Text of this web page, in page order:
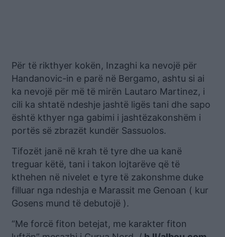
Për të rikthyer kokën, Inzaghi ka nevojë për
Handanovic-in e parë në Bergamo, ashtu si ai
ka nevojë për më të mirën Lautaro Martinez, i
cili ka shtatë ndeshje jashtë ligës tani dhe sapo
është kthyer nga gabimi i jashtëzakonshëm i
portës së zbrazët kundër Sassuolos.
Tifozët janë në krah të tyre dhe ua kanë
treguar këtë, tani i takon lojtarëve që të
kthehen në nivelet e tyre të zakonshme duke
filluar nga ndeshja e Marassit me Genoan ( kur
Gosens mund të debutojë ).
“Me forcë fiton betejat, me karakter fiton